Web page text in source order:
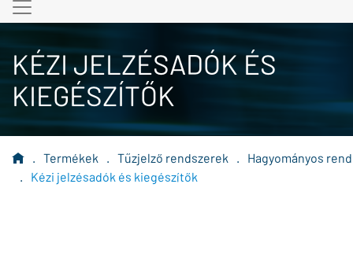
KÉZI JELZÉSADÓK ÉS
KIEGÉSZÍTŐK
. Termékek . Tűzjelző rendszerek .
Hagyományos
.
Kézi jelzésadók és kiegészítők